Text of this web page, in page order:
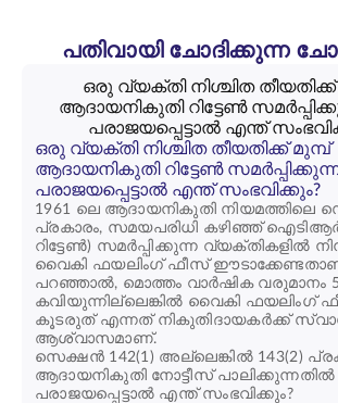
പതിവായി ചോദിക്കുന്ന
ഒരു വ്യക്തി നിശ്ചിത
ആദായനികുതി റിട്ടേൺ
പരാജയപ്പെട്ടാൽ എന്ത്
ഒരു വ്യക്തി നിശ്ചിത തീയതിക്ക് മുമ്പ്
ആദായനികുതി റിട്ടേൺ
പരാജയപ്പെട്ടാൽ എന്ത് സംഭവിക്കും?
1961 ലെ ആദായനികുതി നിയമത്തിലെ
പ്രകാരം, സമയപരിധി കഴിഞ്ഞ്
റിട്ടേൺ) സമർപ്പിക്കുന്ന വ്യക്തികളിൽ
വൈകി ഫയലിംഗ് ഫീസ്
പറഞ്ഞാൽ, മൊത്തം വാർഷിക വരുമാനം
കവിയുന്നില്ലെങ്കിൽ വൈകി ഫയലിംഗ്
കൂടരുത് എന്നത് നികുതിദായകർക്ക്
ആശ്വാസമാണ്.
സെക്ഷൻ 142(1) അല്ലെങ്കിൽ 143(2)
ആദായനികുതി നോട്ടീസ്
പരാജയപ്പെട്ടാൽ എന്ത് സംഭവിക്കും?